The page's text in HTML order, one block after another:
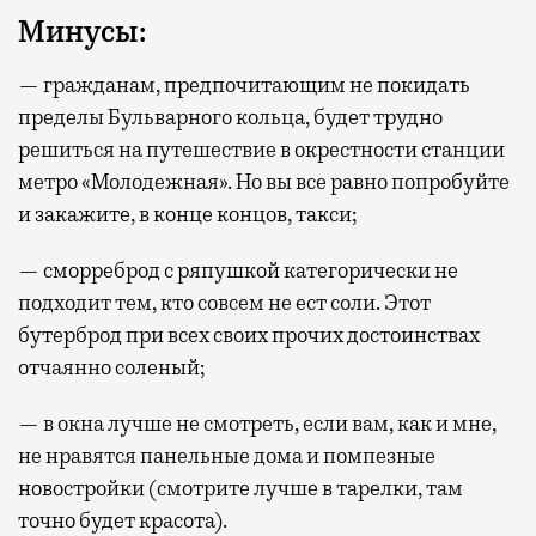
Минусы:
— гражданам, предпочитающим не покидать
пределы Бульварного кольца, будет трудно
решиться на путешествие в окрестности станции
метро «Молодежная». Но вы все равно попробуйте
и закажите, в конце концов, такси;
— сморреброд с ряпушкой категорически не
подходит тем, кто совсем не ест соли. Этот
бутерброд при всех своих прочих достоинствах
отчаянно соленый;
— в окна лучше не смотреть, если вам, как и мне,
не нравятся панельные дома и помпезные
новостройки (смотрите лучше в тарелки, там
точно будет красота).